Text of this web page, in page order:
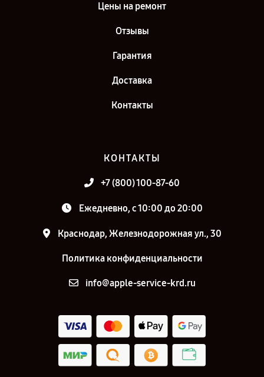
Цены на ремонт
Отзывы
Гарантия
Доставка
Контакты
КОНТАКТЫ
+7 (800) 100-87-60
Ежедневно, с 10:00 до 20:00
Краснодар, Железнодорожная ул., 30
Политика конфиденциальности
info@apple-service-krd.ru